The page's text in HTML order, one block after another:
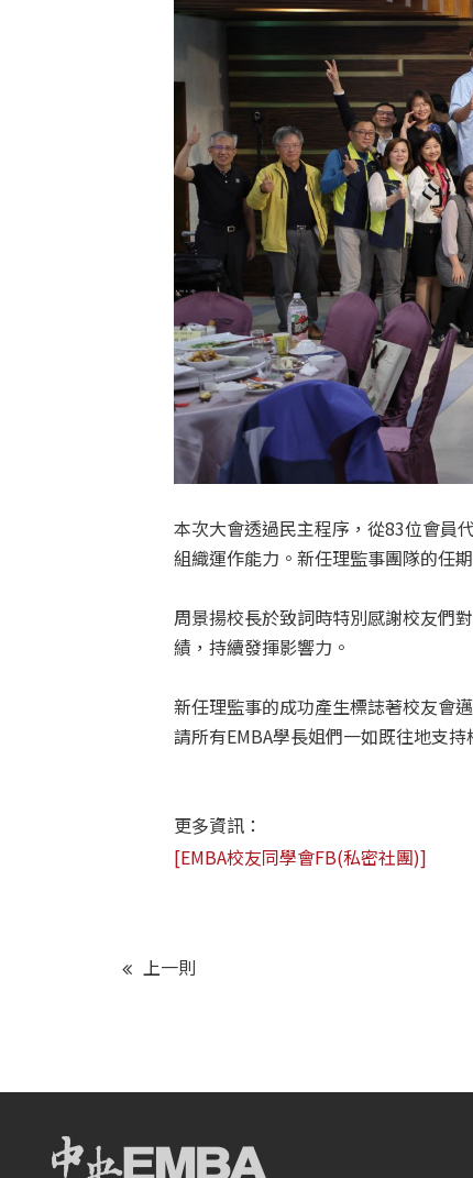
本次大會透過民主程序，從83位會員
組織運作能力。新任理監事團隊的任
周景揚校長於致詞時特別感謝校友們
績，持續發揮影響力。
新任理監事的成功產生標誌著校友會
請所有EMBA學長姐們一如既往地支
更多資訊：
[EMBA校友同學會FB(私密社團)]
上一則